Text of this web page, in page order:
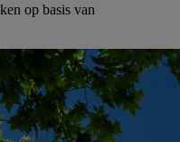
op basis van